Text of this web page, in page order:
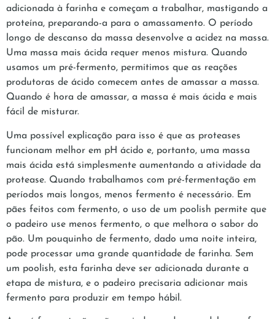
adicionada à farinha e começam a trabalhar, mastigando a
proteína, preparando-a para o amassamento. O período
longo de descanso da massa desenvolve a acidez na massa.
Uma massa mais ácida requer menos mistura. Quando
usamos um pré-fermento, permitimos que as reações
produtoras de ácido comecem antes de amassar a massa.
Quando é hora de amassar, a massa é mais ácida e mais
fácil de misturar.
Uma possível explicação para isso é que as proteases
funcionam melhor em pH ácido e, portanto, uma massa
mais ácida está simplesmente aumentando a atividade da
protease. Quando trabalhamos com pré-fermentação em
períodos mais longos, menos fermento é necessário. Em
pães feitos com fermento, o uso de um poolish permite que
o padeiro use menos fermento, o que melhora o sabor do
pão. Um pouquinho de fermento, dado uma noite inteira,
pode processar uma grande quantidade de farinha. Sem
um poolish, esta farinha deve ser adicionada durante a
etapa de mistura, e o padeiro precisaria adicionar mais
fermento para produzir em tempo hábil.